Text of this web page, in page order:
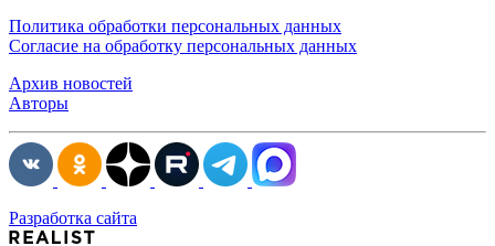
Политика обработки персональных данных
Согласие на обработку персональных данных
Архив новостей
Авторы
Разработка сайта